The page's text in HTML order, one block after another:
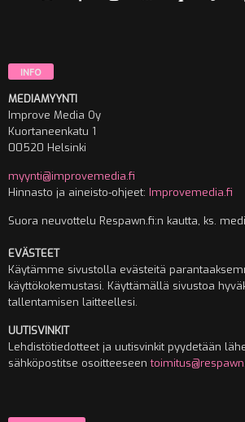
INFO
MEDIAMYYNTI
Improve Media Oy
Kuortaneenkatu 1
00520 Helsinki
myynti@improvemedia.fi
Hinnasto ja aineisto-ohjeet: Improvemedia.fi
Suora neuvottelu Respawn.fi:n kautta, ks.
EVÄSTEET
Käytämme sivustolla evästeitä
käyttökokemustasi. Käyttämällä sivustoa
tallentamisen laitteellesi.
UUTISVINKIT
Lehdistötiedotteet ja uutisvinkit pyydetään
sähköpostitse osoitteeseen